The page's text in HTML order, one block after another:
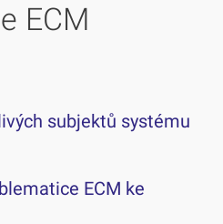
ECM
subjektů systému
ECM ke